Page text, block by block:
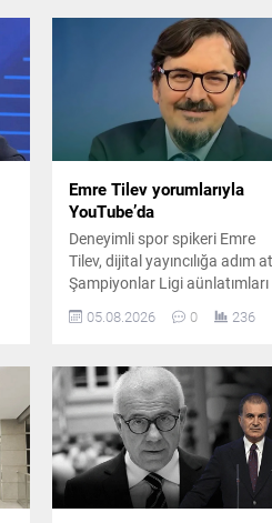
Emre Tilev yorumlarıyla
YouTube’da
Deneyimli spor spikeri Emre
Tilev, dijital yayıncılığa adım
Şampiyonlar Ligi aünlatımları
kurduğu YouTube kanalında
değerlendirecek.
05.08.2026 0 236